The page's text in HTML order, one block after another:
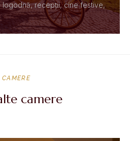
logodnă, recepții, cine festive,
CAMERE
camere